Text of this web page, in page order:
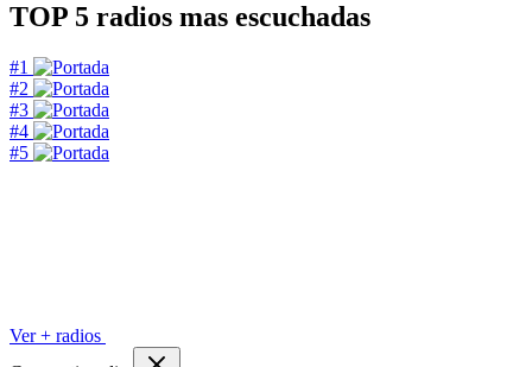
TOP 5 radios mas escuchadas
#1
#2
#3
#4
#5
Ver + radios